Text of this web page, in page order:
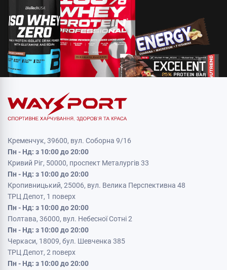
Кременчук, 39600, вул. Соборна 9/16
Пн - Нд: з 10:00 до 20:00
Кривий Ріг, 50000, проспект Металургів 33
Пн - Нд: з 10:00 до 20:00
Кропивницький, 25006, вул. Велика Перспективна 48
ТРЦ Депот, 1 поверх
Пн - Нд: з 10:00 до 20:00
Полтава, 36000, вул. Небесної Сотні 2
Пн - Нд: з 10:00 до 20:00
Черкаси, 18009, бул. Шевченка 385
ТРЦ Депот, 2 поверх
Пн - Нд: з 10:00 до 20:00